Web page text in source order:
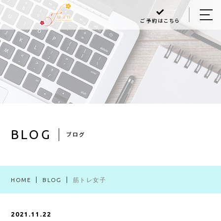
ご予約はこちら
BLOG ブログ
HOME BLOG 筋トレ女子
2021.11.22
HOME
ABOUT US
MENU
Q＆A